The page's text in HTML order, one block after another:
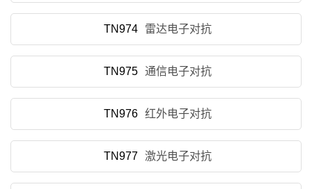
TN974 雷达电子对抗
TN975 通信电子对抗
TN976 红外电子对抗
TN977 激光电子对抗